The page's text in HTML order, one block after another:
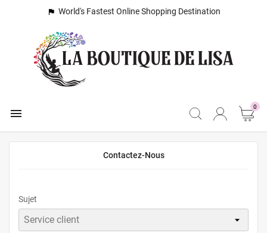
 World's Fastest Online Shopping Destination
 0
Contactez-Nous
Sujet